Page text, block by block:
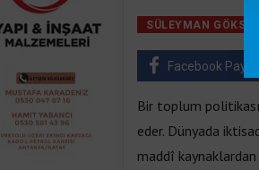
SÜLEYMAN GÖKSU
Facebook Paylaş
Bir toplum
eder. Dünyada
maddî